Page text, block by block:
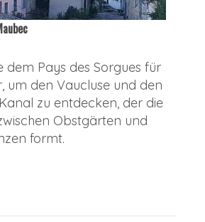
dem Pays des Sorgues für
um den Vaucluse und den
zu entdecken, der die
Obstgärten und
formt.